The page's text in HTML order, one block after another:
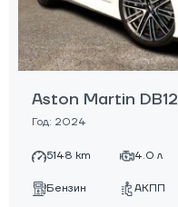
Aston Martin DB12
Год: 2024
5148 km 4.0 л
Бензин АКПП